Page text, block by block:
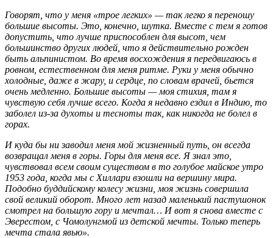
Говорят, что у меня «трое легких» — так легко я переношу
большие высоты. Это, конечно, шутка. Вместе с тем я готов
допустить, что лучше приспособлен для высот, чем
большинство других людей, что я действительно рожден
быть альпинистом. Во время восхождения я передвигаюсь в
ровном, естественном для меня ритме. Руки у меня обычно
холодные, даже в жару, и сердце, по словам врачей, бьется
очень медленно. Большие высоты — моя стихия, там я
чувствую себя лучше всего. Когда я недавно ездил в Индию, то
заболел из-за духоты и тесноты так, как никогда не болел в
горах.
И куда бы ни заводил меня мой жизненный путь, он всегда
возвращал меня в горы. Горы для меня все. Я знал это,
чувствовал всем своим существом в то голубое майское утро
1953 года, когда мы с Хиллари взошли на вершину мира.
Подобно буддийскому колесу жизни, моя жизнь совершила
свой великий оборот. Много лет назад маленький пастушонок
смотрел на большую гору и мечтал… И вот я снова вместе с
Эверестом, с Чомолунгмой из детской мечты. Только теперь
мечта стала явью».